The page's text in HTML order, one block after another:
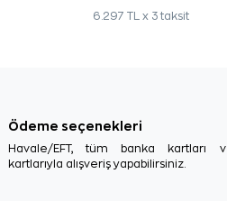
6.297 TL x 3 taksit
Ödeme seçenekleri
Havale/EFT, tüm banka kartları
kartlarıyla alışveriş yapabilirsiniz.